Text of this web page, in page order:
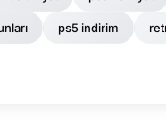
ps5 indirim